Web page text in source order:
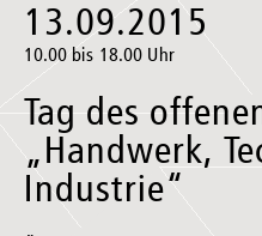
13.09.2015
10.00 bis 18.00 Uhr
Tag des
„Handwerk,
Industrie“